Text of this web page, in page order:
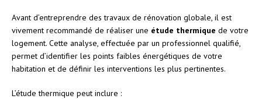
Avant d’entreprendre des travaux de rénovation globale, il est
vivement recommandé de réaliser une étude thermique de votre
logement. Cette analyse, effectuée par un professionnel qualifié,
permet d’identifier les points faibles énergétiques de votre
habitation et de définir les interventions les plus pertinentes.
L’étude thermique peut inclure :